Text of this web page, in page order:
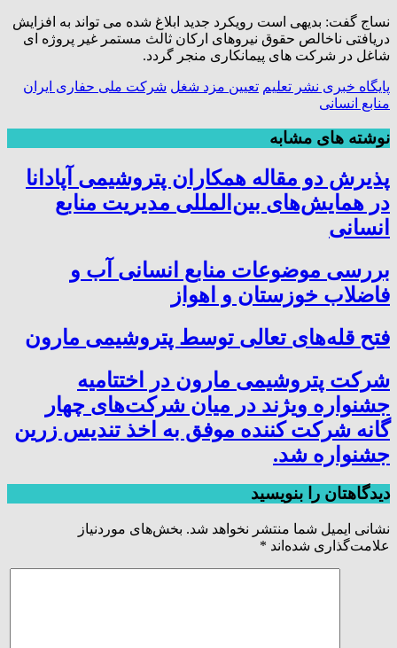
نساج گفت: بدیهی است رویکرد جدید ابلاغ شده می تواند به افزایش
دریافتی ناخالص حقوق نیروهای ارکان ثالث مستمر غیر پروژه ای
شاغل در شرکت های پیمانکاری منجر گردد.
پایگاه خبری نشر تعلیم تعیین مزد شغل شرکت ملی حفاری ایران
منابع انسانی
نوشته های مشابه
پذیرش دو مقاله همکاران پتروشیمی آپادانا
در همایش‌های بین‌المللی مدیریت منابع
انسانی
بررسی موضوعات منابع انسانی آب و
فاضلاب خوزستان و اهواز
فتح‌ قله‌های تعالی توسط پتروشیمی مارون
شرکت پتروشیمی مارون در اختتامیه
جشنواره ویژند در میان شرکت‌های چهار
گانه شرکت کننده موفق به اخذ تندیس زرین
جشنواره شد.
دیدگاهتان را بنویسید
نشانی ایمیل شما منتشر نخواهد شد. بخش‌های موردنیاز
علامت‌گذاری شده‌اند *